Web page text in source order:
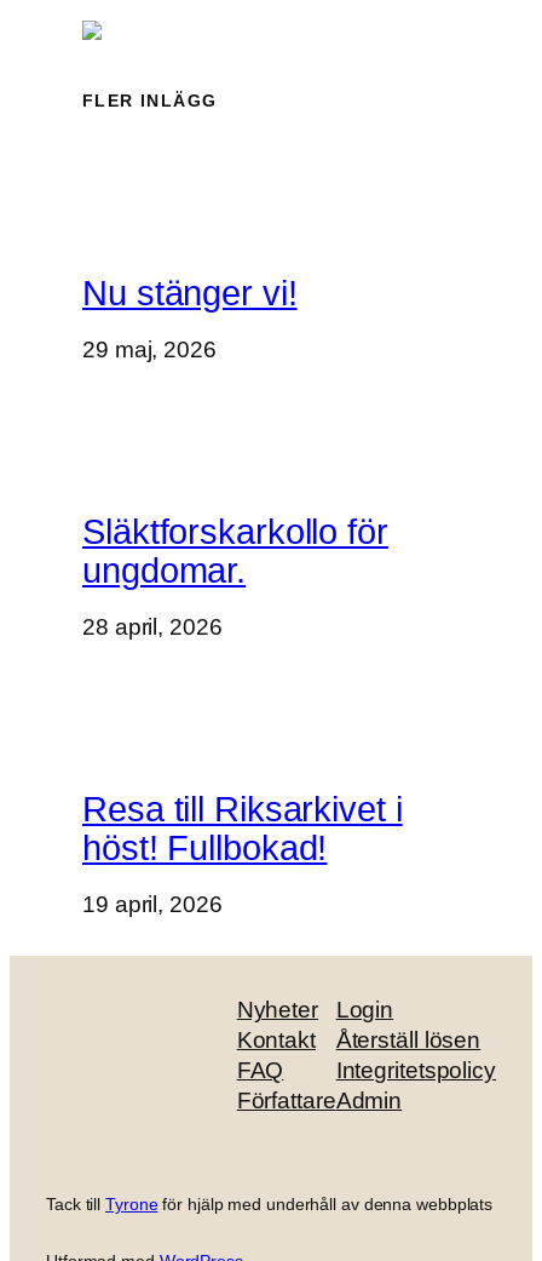
FLER INLÄGG
Nu stänger vi!
29 maj, 2026
Släktforskarkollo för
ungdomar.
28 april, 2026
Resa till Riksarkivet i
höst! Fullbokad!
19 april, 2026
Nyheter
Kontakt
FAQ
Författare
Login
Återställ lösen
Integritetspolicy
Admin
Tack tillTyroneför hjälp med underhåll av denna webbplats